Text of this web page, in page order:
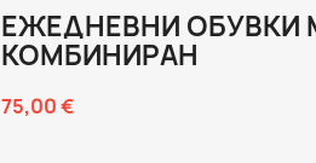
ЕЖЕДНЕВНИ ОБУВКИ
КОМБИНИРАН
75,00 €